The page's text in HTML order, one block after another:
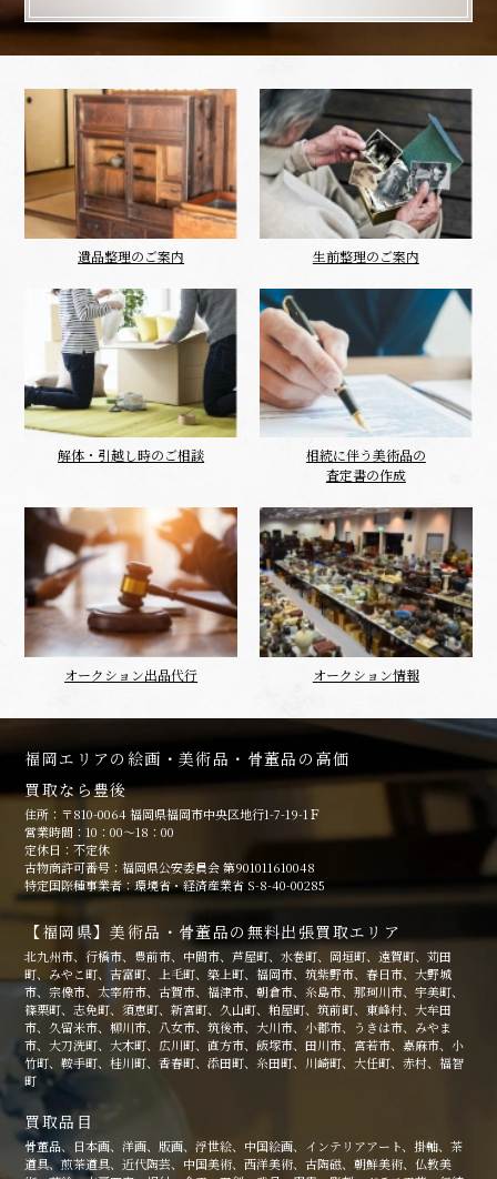
遺品整理のご案内 生前整理のご案内
解体・引越し時のご相談
相続に伴う美術品の
査定書の作成
オークション出品代行 オークション情報
福岡エリアの絵画・美術品・骨董品の高価
買取なら豊後
住所：〒810-0064 福岡県福岡市中央区地行1-7-19-1Ｆ
営業時間：10：00～18：00
定休日：不定休
古物商許可番号：福岡県公安委員会 第901011610048
特定国際種事業者：環境省・経済産業省 S-8-40-00285
【福岡県】美術品・骨董品の無料出張買取エリア
北九州市、行橋市、豊前市、中間市、芦屋町、水巻町、岡垣町、遠賀町、苅田
町、みやこ町、吉富町、上毛町、築上町、福岡市、筑紫野市、春日市、大野城
市、宗像市、太宰府市、古賀市、福津市、朝倉市、糸島市、那珂川市、宇美町、
篠栗町、志免町、須恵町、新宮町、久山町、粕屋町、筑前町、東峰村、大牟田
市、久留米市、柳川市、八女市、筑後市、大川市、小郡市、うきは市、みやま
市、大刀洗町、大木町、広川町、直方市、飯塚市、田川市、宮若市、嘉麻市、小
竹町、鞍手町、桂川町、香春町、添田町、糸田町、川崎町、大任町、赤村、福智
町
買取品目
骨董品、日本画、洋画、版画、浮世絵、中国絵画、インテリアアート、掛軸、茶
道具、煎茶道具、近代陶芸、中国美術、西洋美術、古陶磁、朝鮮美術、仏教美